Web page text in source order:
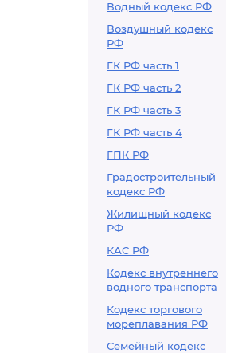
Водный кодекс РФ
Воздушный кодекс
РФ
ГК РФ часть 1
ГК РФ часть 2
ГК РФ часть 3
ГК РФ часть 4
ГПК РФ
Градостроительный
кодекс РФ
Жилищный кодекс
РФ
КАС РФ
Кодекс внутреннего
водного транспорта
Кодекс торгового
мореплавания РФ
Семейный кодекс